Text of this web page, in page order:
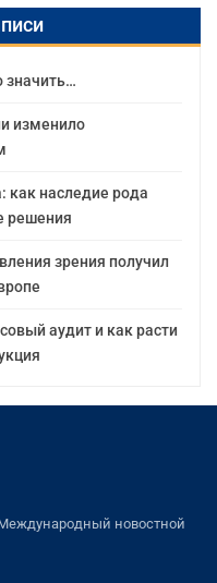
значить…
изменило
как наследие рода
решения
зрения получил
аудит и как расти
новостной